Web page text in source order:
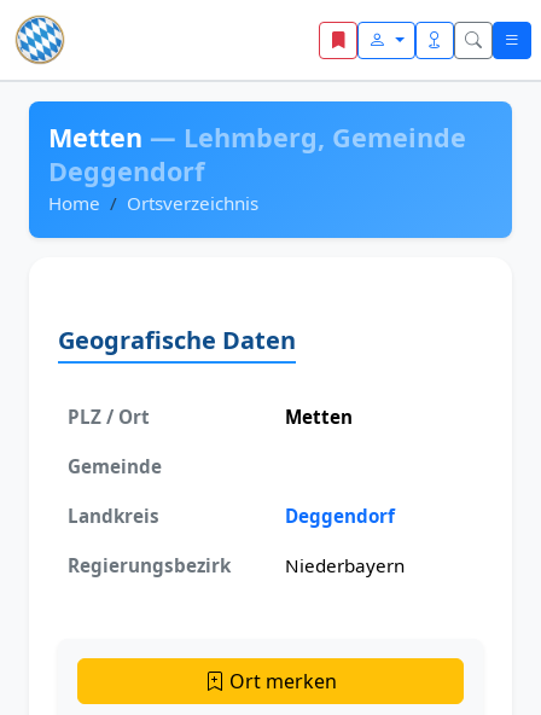
Zum Inhalt springen
Metten — Lehmberg, Gemeinde
Deggendorf
Home Ortsverzeichnis
Geografische Daten
PLZ / Ort Metten
Gemeinde
Landkreis Deggendorf
Regierungsbezirk Niederbayern
Ort merken